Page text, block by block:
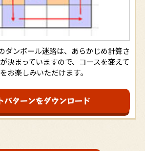
ダンボール迷路は、あらかじめ計算さ
決まっていますので、コースを変えて
お楽しみいただけます。
パターンをダウンロード